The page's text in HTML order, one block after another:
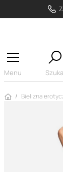
Menu
Strona główna
Bielizna